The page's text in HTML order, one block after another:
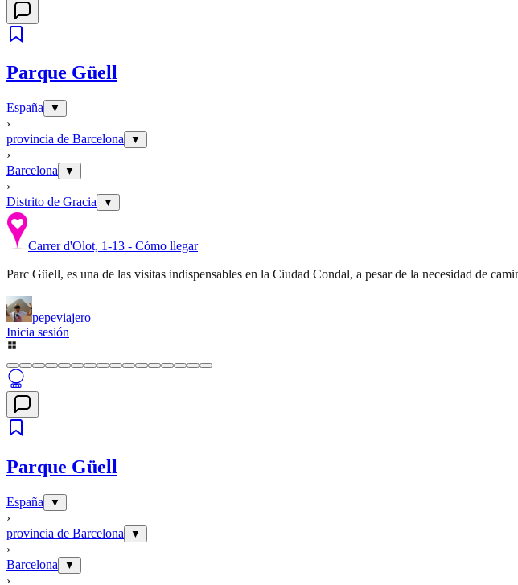
Parque Güell
España ▼
›
provincia de Barcelona
▼
›
Barcelona
▼
›
Distrito de Gracia
▼
Carrer d'Olot, 1-13 - Cómo llegar
Parc Güell, es una de las visitas indispensables en la Ciudad Condal, a pesar de la necesidad de
pepeviajero
Inicia sesión
Parque Güell
España ▼
›
provincia de Barcelona
▼
›
Barcelona
▼
›